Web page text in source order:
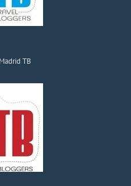
TB